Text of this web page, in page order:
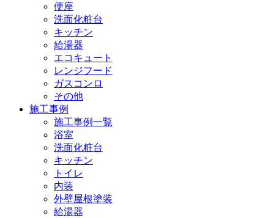
便座
洗面化粧台
キッチン
給湯器
エコキュート
レンジフード
ガスコンロ
その他
施工事例
施工事例一覧
浴室
洗面化粧台
キッチン
トイレ
内装
外壁屋根塗装
給湯器